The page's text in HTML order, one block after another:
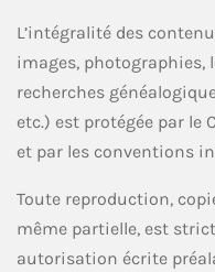
L’intégralité des
images, photographies,
recherches
etc.) est protégée par le
et par les conventions
Toute reproduction,
même partielle, est
autorisation écrite